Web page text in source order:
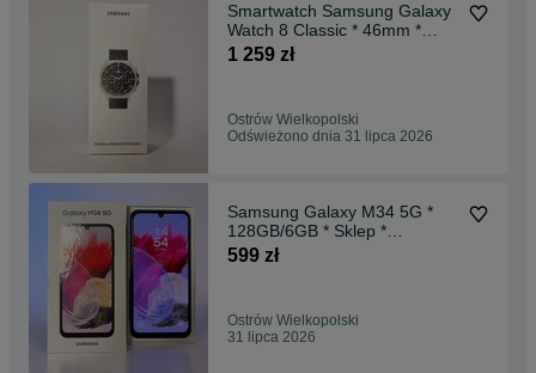
Smartwatch Samsung Galaxy
Watch 8 Classic * 46mm *
Sklep * Gwarancja * Wysyłka *
1 259 zł
Ostrów Wielkopolski
Odświeżono dnia 31 lipca 2026
Samsung Galaxy M34 5G *
128GB/6GB * Sklep *
Gwarancja * Wysyłka *
599 zł
Ostrów Wielkopolski
31 lipca 2026